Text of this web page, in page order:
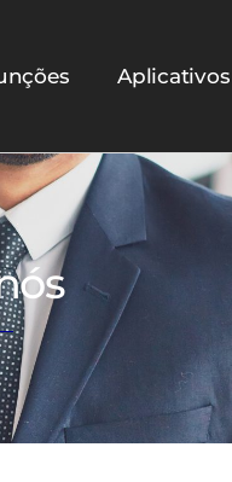
Aplicativos